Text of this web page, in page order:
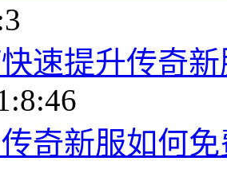
速提升传奇
奇新服如何